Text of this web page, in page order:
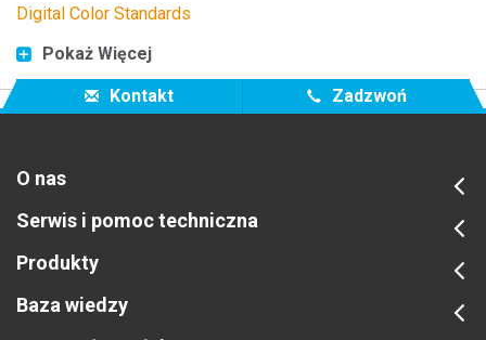
Digital Color Standards
Pokaż Więcej
Kontakt Zadzwoń
O nas
Serwis i pomoc techniczna
Produkty
Baza wiedzy